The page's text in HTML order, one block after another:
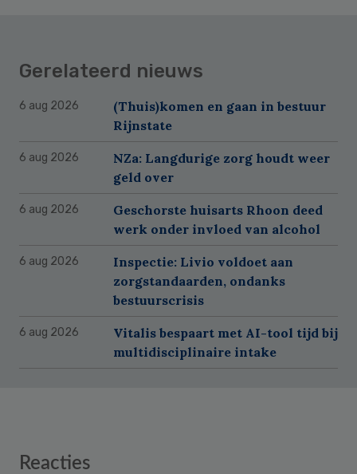
Gerelateerd nieuws
6 aug 2026
(Thuis)komen en gaan in bestuur
Rijnstate
6 aug 2026
NZa: Langdurige zorg houdt weer
geld over
6 aug 2026
Geschorste huisarts Rhoon deed
werk onder invloed van alcohol
6 aug 2026
Inspectie: Livio voldoet aan
zorgstandaarden, ondanks
bestuurscrisis
6 aug 2026
Vitalis bespaart met AI-tool tijd bij
multidisciplinaire intake
Reader
Reacties